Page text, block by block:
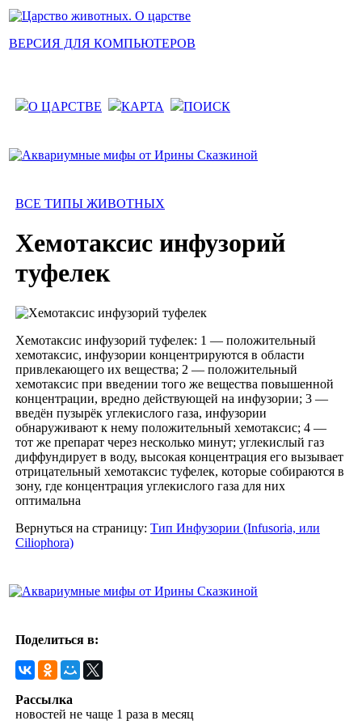
ВЕРСИЯ ДЛЯ КОМПЬЮТЕРОВ
О ЦАРСТВЕ КАРТА ПОИСК
ВСЕ ТИПЫ ЖИВОТНЫХ
Хемотаксис инфузорий
туфелек
Хемотаксис инфузорий туфелек: 1 — положительный
хемотаксис, инфузории концентрируются в области
привлекающего их вещества; 2 — положительный
хемотаксис при введении того же вещества повышенной
концентрации, вредно действующей на инфузории; 3 —
введён пузырёк углекислого газа, инфузории
обнаруживают к нему положительный хемотаксис; 4 —
тот же препарат через несколько минут; углекислый газ
диффундирует в воду, высокая концентрация его вызывает
отрицательный хемотаксис туфелек, которые собираются в
зону, где концентрация углекислого газа для них
оптимальна
Вернуться на страницу: Тип Инфузории (Infusoria, или
Ciliophora)
Поделиться в:
Рассылка
новостей не чаще 1 раза в месяц